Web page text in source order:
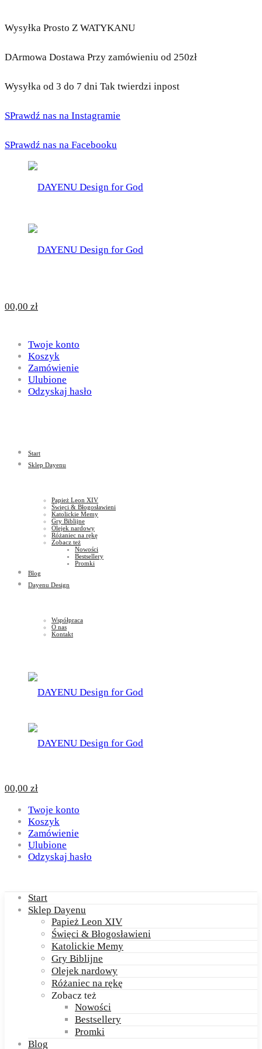
Wysyłka Prosto Z WATYKANU
DArmowa Dostawa Przy zamówieniu od 250zł
Wysyłka od 3 do 7 dni Tak twierdzi inpost
SPrawdź nas na Instagramie
SPrawdź nas na Facebooku
for
God
DAYENU
Design
God
00,00 zł
Twoje konto
Koszyk
Zamówienie
Ulubione
Odzyskaj hasło
Start
Sklep Dayenu
Papież Leon XIV
Święci & Błogosławieni
Katolickie Memy
Gry Biblijne
Olejek nardowy
Różaniec na rękę
Zobacz też
Nowości
Bestsellery
Promki
Blog
Dayenu Design
Współpraca
O nas
Kontakt
00,00 zł
Twoje konto
Koszyk
Zamówienie
Ulubione
Odzyskaj hasło
Start
Sklep Dayenu
Papież Leon XIV
Święci & Błogosławieni
Katolickie Memy
Gry Biblijne
Olejek nardowy
Różaniec na rękę
Zobacz też
Nowości
Bestsellery
Promki
Blog